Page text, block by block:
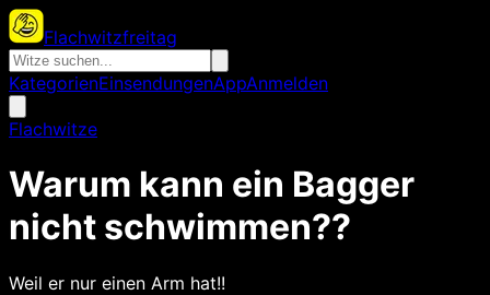
Flachwitzfreitag
KategorienEinsendungenAppAnmelden
Flachwitze
Warum kann ein Bagger
nicht schwimmen??
Weil er nur einen Arm hat!!